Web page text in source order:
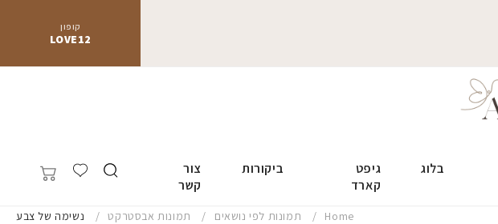
קופון
LOVE12
בלוג
גיפט
קארד
ביקורות
צור
קשר
Home תמונות לפי נושאים תמונות אבסטרקט נשימה של צבע